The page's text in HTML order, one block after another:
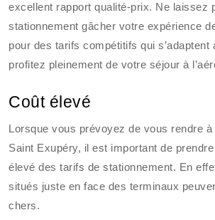
excellent rapport qualité-prix. Ne laissez
stationnement gâcher votre expérience
pour des tarifs compétitifs qui s’adaptent
profitez pleinement de votre séjour à
Coût élevé
Lorsque vous prévoyez de vous rendre à
Saint Exupéry, il est important de
élevé des tarifs de stationnement. En
situés juste en face des terminaux
chers.